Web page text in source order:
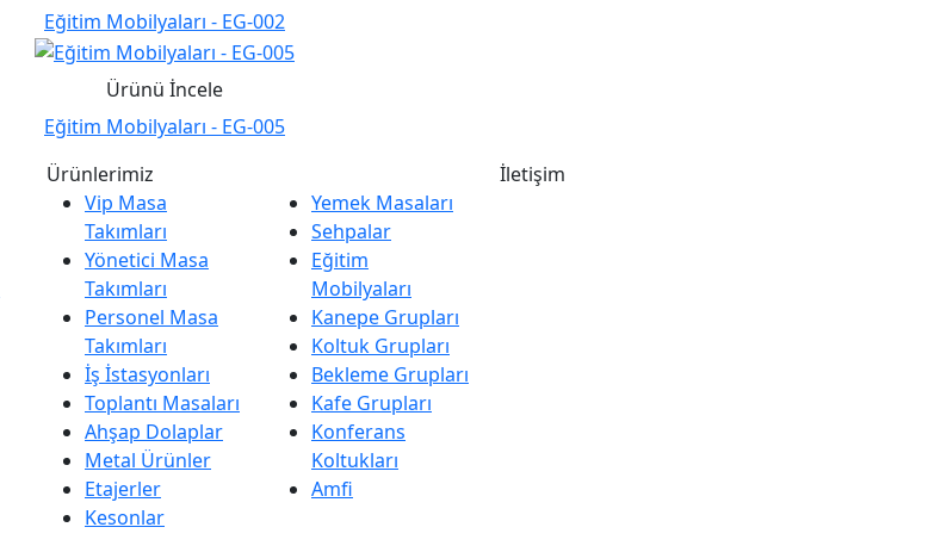
Eğitim Mobilyaları - EG-002
Ürünü İncele
Eğitim Mobilyaları - EG-005
Ürünlerimiz
Vip Masa
Takımları
Yönetici Masa
Takımları
Personel Masa
Takımları
İş İstasyonları
Toplantı Masaları
Ahşap Dolaplar
Metal Ürünler
Etajerler
Kesonlar
Yemek Masaları
Sehpalar
Eğitim
Mobilyaları
Kanepe Grupları
Koltuk Grupları
Bekleme Grupları
Kafe Grupları
Konferans
Koltukları
Amfi
İletişim